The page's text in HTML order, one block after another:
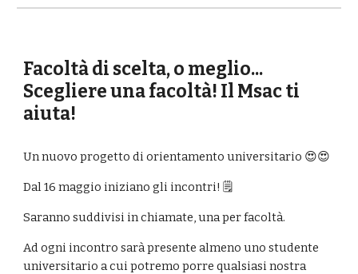
Facoltà di scelta, o meglio...
Scegliere una facoltà! Il Msac ti
aiuta!
Un nuovo progetto di orientamento universitario 😍😍
Dal 16 maggio iniziano gli incontri! 🗒️
Saranno suddivisi in chiamate, una per facoltà.
Ad ogni incontro sarà presente almeno uno studente
universitario a cui potremo porre qualsiasi nostra